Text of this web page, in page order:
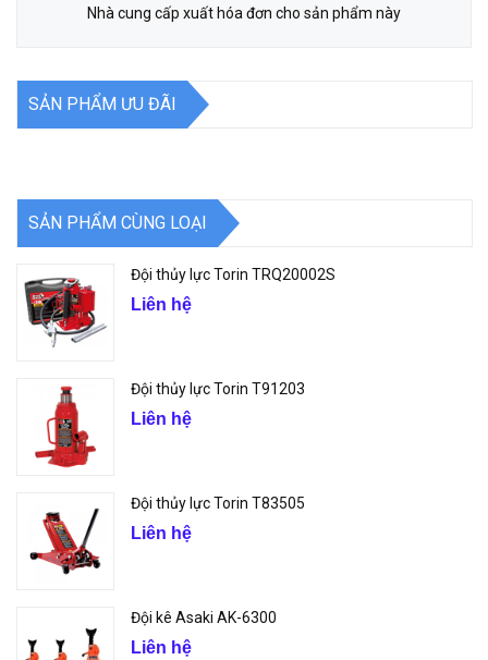
Nhà cung cấp xuất hóa đơn cho sản phẩm này
SẢN PHẨM ƯU ĐÃI
SẢN PHẨM CÙNG LOẠI
Đội thủy lực Torin TRQ20002S
Liên hệ
Đội thủy lực Torin T91203
Liên hệ
Đội thủy lực Torin T83505
Liên hệ
Đội kê Asaki AK-6300
Liên hệ